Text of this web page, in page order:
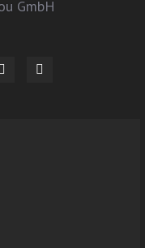
GmbH